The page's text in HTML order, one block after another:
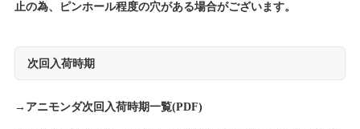
止の為、ピンホール程度の穴がある場合がございます。
次回入荷時期
→ アニモンダ次回入荷時期一覧(PDF)